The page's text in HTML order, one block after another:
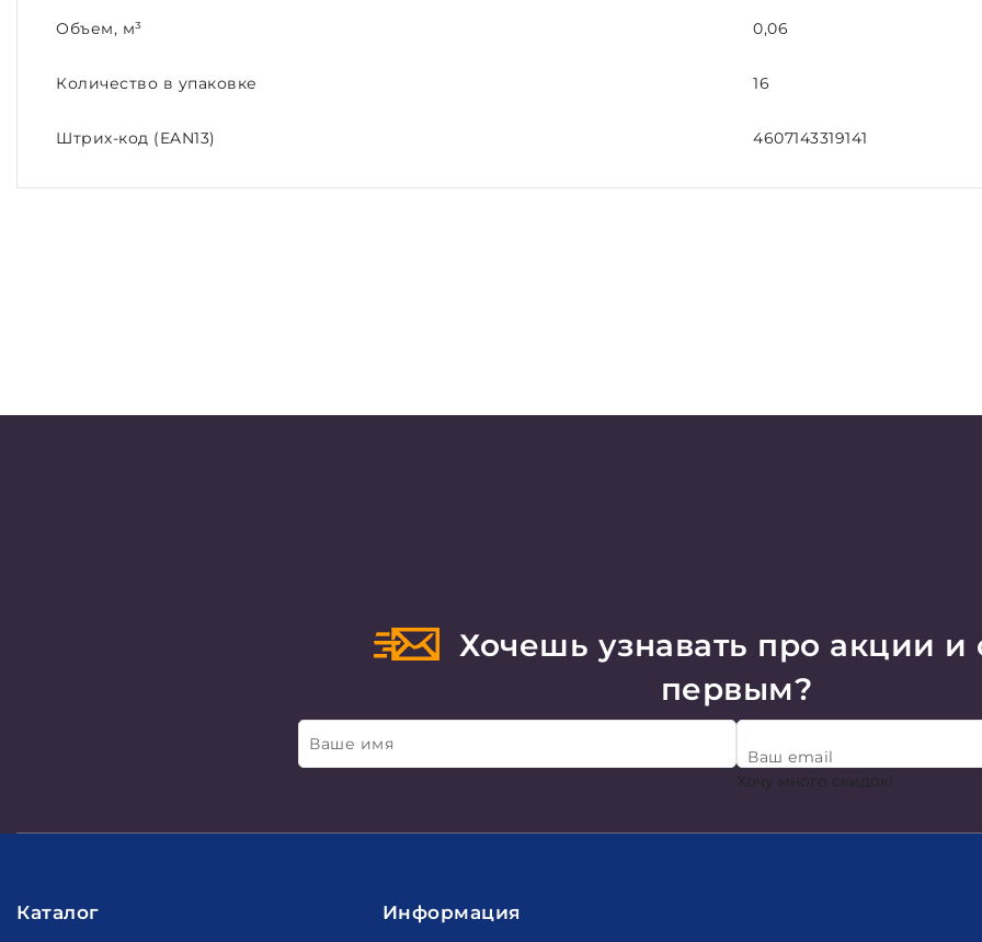
Объем, м³ 0,06
Количество в упаковке 16
Штрих-код (EAN13) 4607143319141
Хочешь узнавать про акции и
первым?
Ваше имя
Ваш email
Хочу много скидок!
Каталог Информация